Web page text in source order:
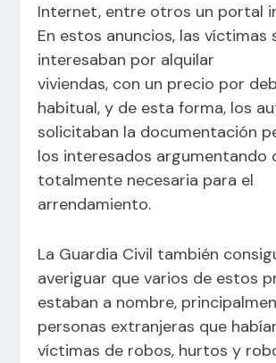
Internet, entre otros un portal
En estos anuncios, las víctimas
interesaban por alquilar
viviendas, con un precio por
habitual, y de esta forma, los
solicitaban la documentación
los interesados argumentando
totalmente necesaria para el
arrendamiento.
La Guardia Civil también
averiguar que varios de estos
estaban a nombre,
personas extranjeras que
víctimas de robos, hurtos y